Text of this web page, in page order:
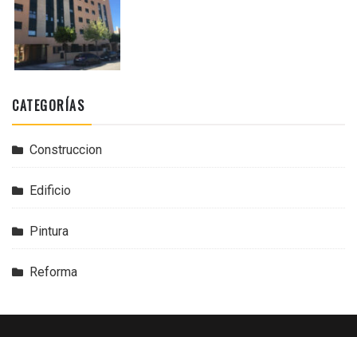
CATEGORÍAS
Construccion
Edificio
Pintura
Reforma